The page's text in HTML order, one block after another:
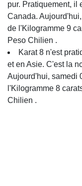
pur. Pratiquement, il
Canada.
de l'Kilogramme 9
Peso Chilien .
Karat 8 n'est
et en Asie. C'est la
Aujourd'hui, samedi
l'Kilogramme 8
Chilien .